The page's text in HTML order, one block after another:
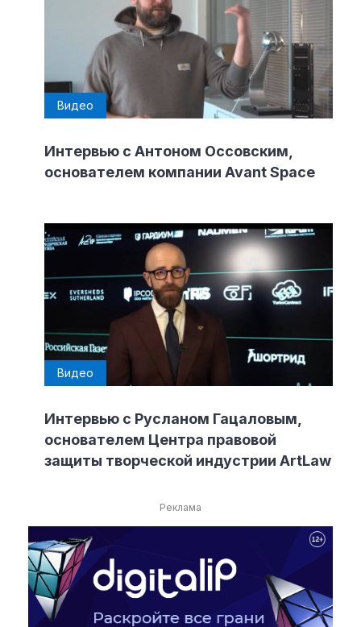
Видео
Интервью с Антоном Оссовским,
основателем компании Avant Space
Видео
Интервью с Русланом Гацаловым,
основателем Центра правовой
защиты творческой индустрии ArtLaw
Реклама